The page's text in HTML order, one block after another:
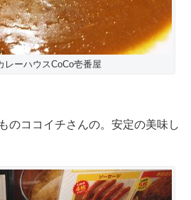
レーハウスCoCo壱番屋
のココイチさんの。安定の美味し